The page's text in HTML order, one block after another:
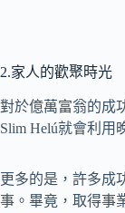
2.家人的歡聚時光
對於億萬富翁的成
Slim Helú就會利用
更多的是，許多成
事。畢竟，取得事